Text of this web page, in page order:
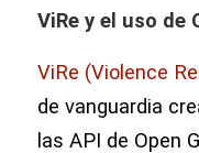
ViRe y el uso de
ViRe (Violence
de vanguardia
las API de Open